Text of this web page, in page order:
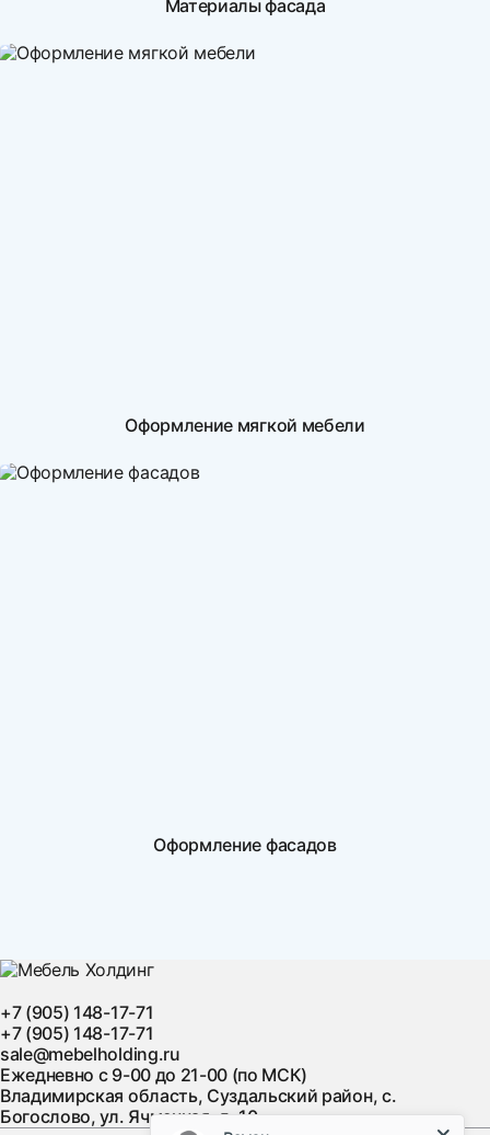
Материалы фасада
Оформление мягкой мебели
Оформление фасадов
+7 (905) 148-17-71
+7 (905) 148-17-71
sale@mebelholding.ru
Ежедневно с 9-00 до 21-00 (по МСК)
Владимирская область, Суздальский район, с.
Богослово, ул. Ячменная, д. 10